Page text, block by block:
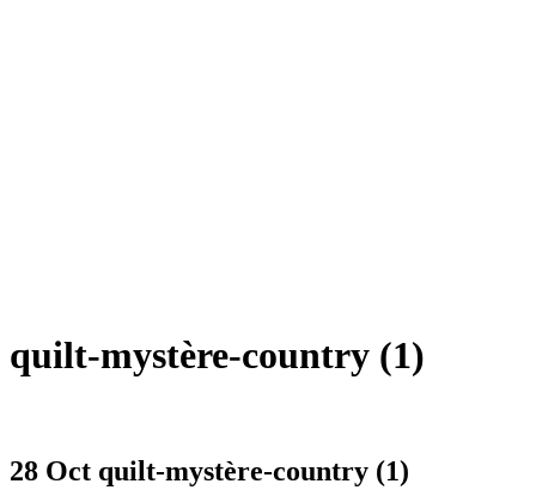
quilt-mystère-country (1)
28 Oct quilt-mystère-country (1)